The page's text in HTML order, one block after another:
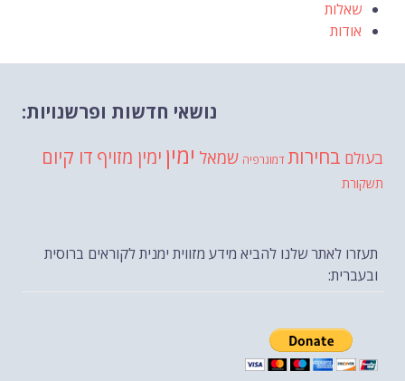
שאלות
אודות
נושאי חדשות ופרשנויות:
בעולם בחירות דמוגרפיה שמאל ימין ימין מזויף דו קיום
תשקורת
תעזרו לאתר שלנו להביא מידע מזווית ימנית לקוראים ברוסית
ובעברית: